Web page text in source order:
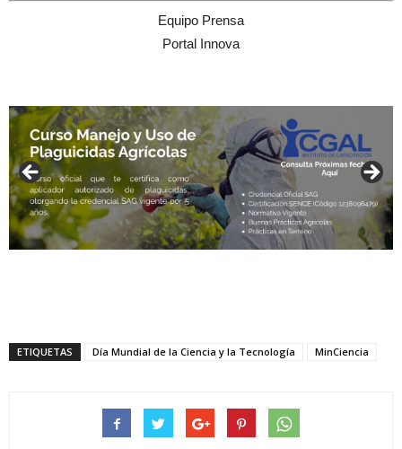
Equipo Prensa
Portal Innova
ETIQUETAS Día Mundial de la Ciencia y la Tecnología MinCiencia